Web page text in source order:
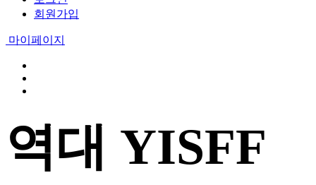
회원가입
마이페이지
역대 YISFF